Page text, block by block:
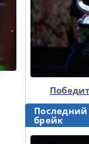
брейк